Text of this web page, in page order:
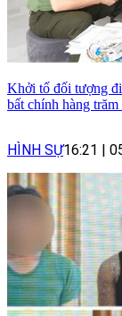
Khởi tố đối tượng
bất chính hàng
HÌNH SỰ16:21